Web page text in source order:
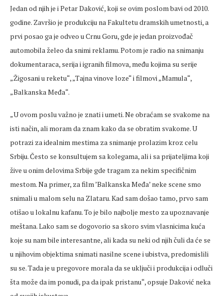
Jedan od njih je i Petar Daković, koji se ovim poslom bavi od 2010.
godine. Završio je produkciju na Fakultetu dramskih umetnosti, a
prvi posao ga je odveo u Crnu Goru, gde je jedan proizvođač
automobila želeo da snimi reklamu. Potom je radio na snimanju
dokumentaraca, serija i igranih filmova, među kojima su serije
„Žigosani u reketu“, „Tajna vinove loze“ i filmovi „Mamula“,
„Balkanska Međa“.
„U ovom poslu važno je znati i umeti. Ne obraćam se svakome na
isti način, ali moram da znam kako da se obratim svakome. U
potrazi za idealnim mestima za snimanje prolazim kroz celu
Srbiju. Često se konsultujem sa kolegama, ali i sa prijateljima koji
žive u onim delovima Srbije gde tragam za nekim specifičnim
mestom. Na primer, za film ’Balkanska Međa’ neke scene smo
snimali u malom selu na Zlataru. Kad sam došao tamo, prvo sam
otišao u lokalnu kafanu. To je bilo najbolje mesto za upoznavanje
meštana. Lako sam se dogovorio sa skoro svim vlasnicima kuća
koje su nam bile interesantne, ali kada su neki od njih čuli da će se
u njihovim objektima snimati nasilne scene i ubistva, predomislili
su se. Tada je u pregovore morala da se uključi i produkcija i odluči
šta može da im ponudi, pa da ipak pristanu“, opsuje Daković neka